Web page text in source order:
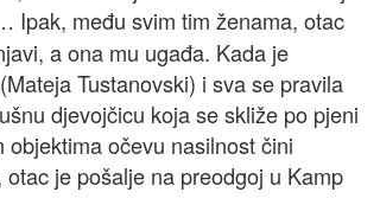
Ipak, među svim tim ženama, otac
a ona mu ugađa. Kada je
Tustanovski) i sva se pravila
djevojčicu koja se skliže po pjeni
očevu nasilnost čini
je pošalje na preodgoj u Kamp